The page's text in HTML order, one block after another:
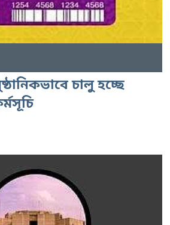
চালু হচ্ছে